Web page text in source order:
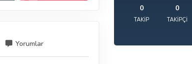
Yorumlar
0
TAKIP
0
TAKIPÇI